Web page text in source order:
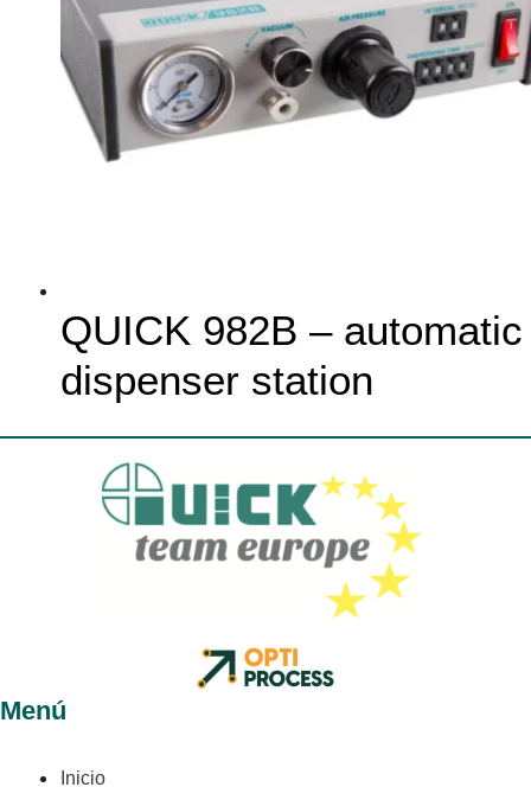
QUICK 982B – automatic
dispenser station
Menú
Inicio